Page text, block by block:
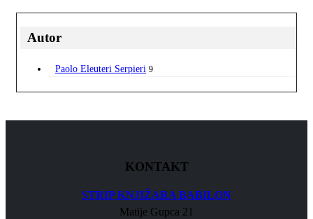
Autor
Paolo Eleuteri Serpieri 9
KONTAKT
STRIP KNJIŽARA BABILON
Matije Gupca 21